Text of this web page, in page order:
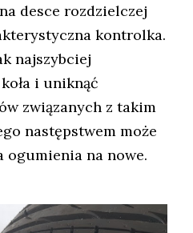
desce rozdzielczej
kontrolka.
najszybciej
i uniknąć
związanych z takim
następstwem może
ogumienia na nowe.